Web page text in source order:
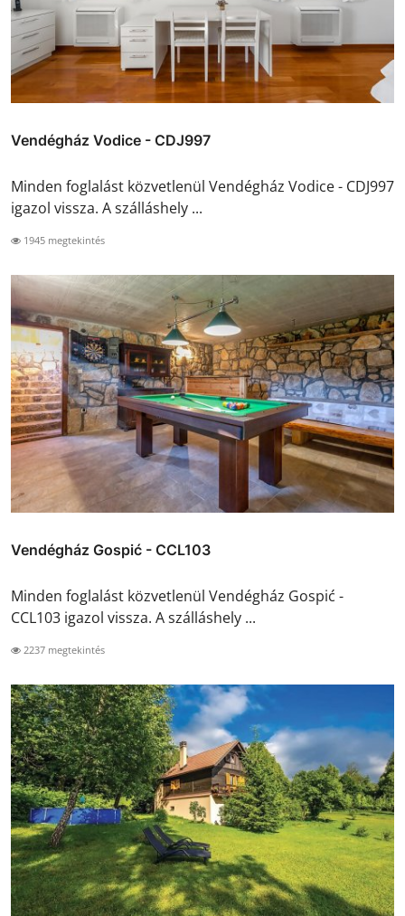
Vendégház Vodice - CDJ997
Minden foglalást közvetlenül Vendégház Vodice - CDJ997
igazol vissza. A szálláshely ...
1945 megtekintés
Vendégház Gospić - CCL103
Minden foglalást közvetlenül Vendégház Gospić -
CCL103 igazol vissza. A szálláshely ...
2237 megtekintés